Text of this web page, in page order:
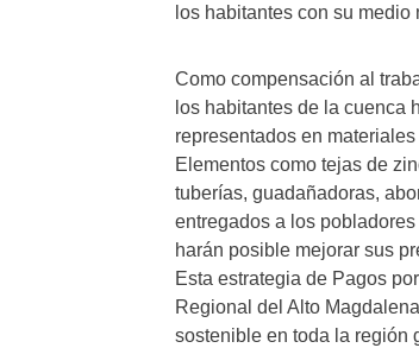
los habitantes con su medio
Como compensación al
los habitantes de la cuenca
representados en
Elementos como tejas de
tuberías, guadañadoras,
entregados a los
harán posible mejorar sus
Esta estrategia de Pagos
Regional del Alto
sostenible en toda la región